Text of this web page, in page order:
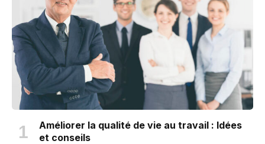
Améliorer la qualité de vie au travail : Idées
et conseils